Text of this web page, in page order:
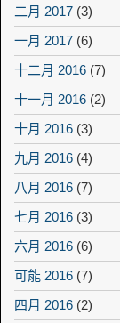
二月 2017 (3)
一月 2017 (6)
十二月 2016 (7)
十一月 2016 (2)
十月 2016 (3)
九月 2016 (4)
八月 2016 (7)
七月 2016 (3)
六月 2016 (6)
可能 2016 (7)
四月 2016 (2)